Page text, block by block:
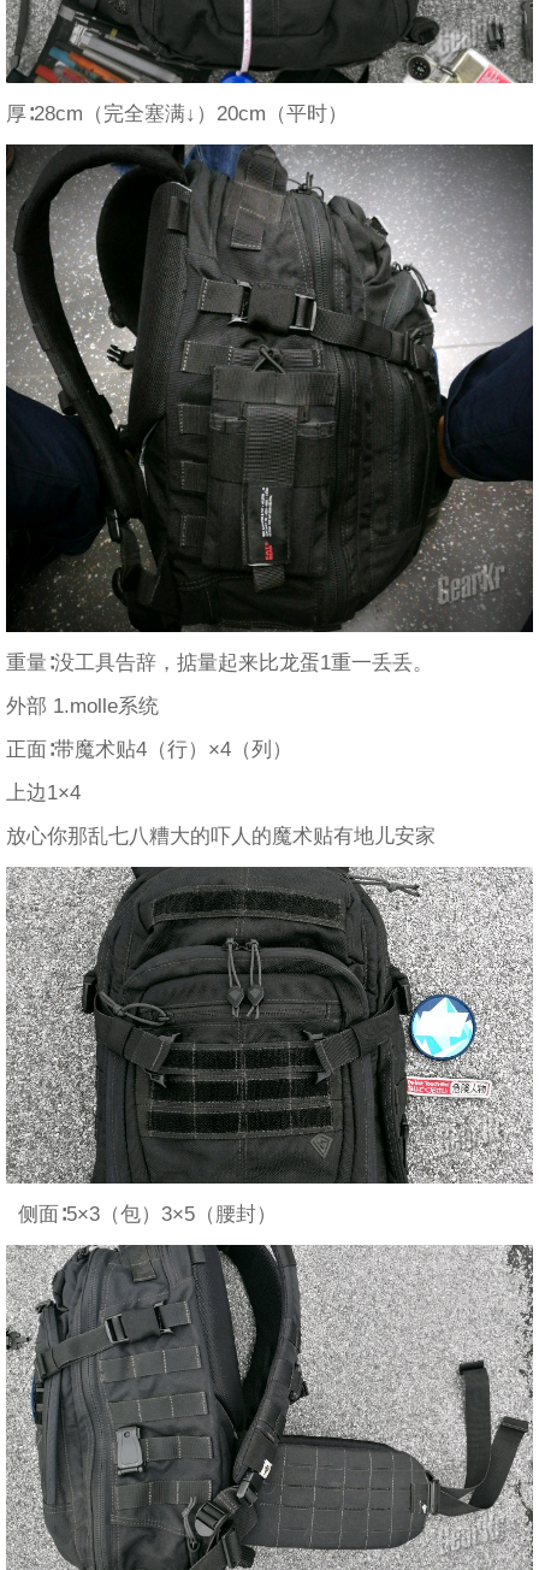
厚∶28cm（完全塞满↓）20cm（平时）
重量∶没工具告辞，掂量起来比龙蛋1重一丢丢。
外部 1.molle系统
正面∶带魔术贴4（行）×4（列）
上边1×4
放心你那乱七八糟大的吓人的魔术贴有地儿安家
侧面∶5×3（包）3×5（腰封）